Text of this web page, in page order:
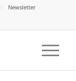
Newsletter